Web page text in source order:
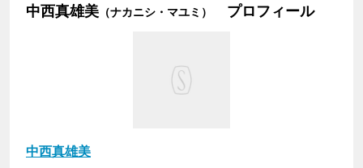
中西真雄美 （ナカニシ・マユミ） プロフィール
中西真雄美